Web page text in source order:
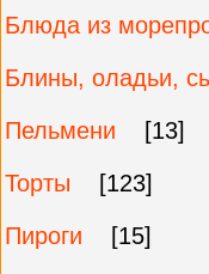
Блюда из
Блины, оладьи,
Пельмени
[13]
Торты
[123]
Пироги
[15]